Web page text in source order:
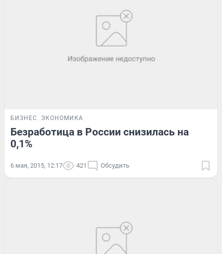
БИЗНЕС ЭКОНОМИКА
Безработица в России снизилась на
0,1%
6 мая, 2015, 12:17 421 Обсудить